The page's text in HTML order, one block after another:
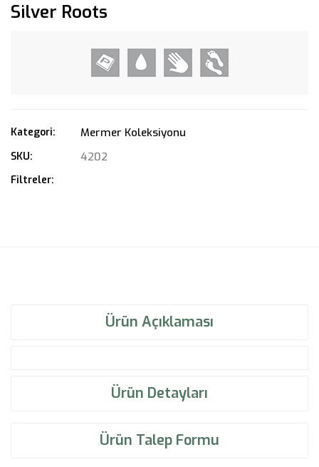
Silver Roots
Kategori: Mermer Koleksiyonu
SKU: 4202
Filtreler:
Ürün Açıklaması
Ürün Detayları
Ürün Talep Formu